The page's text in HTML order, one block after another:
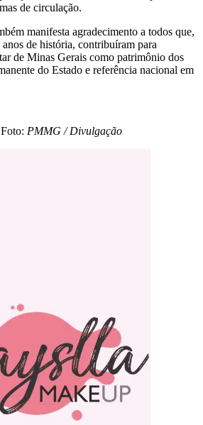
de circulação.
manifesta agradecimento a todos que,
de história, contribuíram para
de Minas Gerais como patrimônio dos
do Estado e referência nacional em
PMMG / Divulgação